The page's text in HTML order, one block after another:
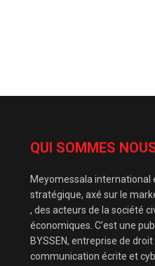
QUI SOMMES
Meyomessala international
stratégique, axé sur le
, des acteurs de la société
économiques. C’est une
BYSSEN, entreprise de
communication écrite et